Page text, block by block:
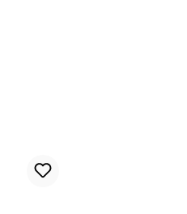
lacado, puntales de